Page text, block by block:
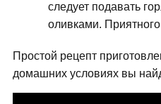
следует подавать
оливками. Приятного
Простой рецепт
домашних условиях вы